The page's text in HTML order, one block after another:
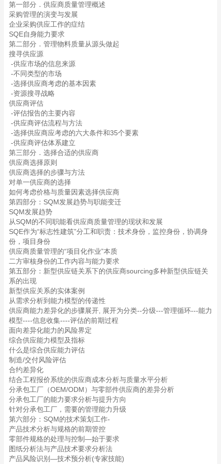
第一部分．供应商质量管理概述
采购管理的演变与发展
企业采购供应工作的症结
SQE自身能力要求
第二部分．管理物料质量从源头做起
搜寻供应源
-供应市场的信息来源
-不同类型的市场
-选择供应商考虑的基本因素
-资源搜寻战略
供应商评估
-评估报告的主要内容
-供应商评估流程与方法
-选择供应商应考虑的六大条件和35个要素
-供应商评估体系建立
第三部分．选择合适的供应商
供应商选择原则
供应商选择的步骤与方法
对单一供应商的选择
如何考虑价格与质量因素选择供应商
第四部分：SQM发展趋势与职能变迁
SQM发展趋势
从SQM的不同职能看供应商质量管理的现状和发展
SQE作为“标志性建筑”分工和职责：技术身份，监控身份，协调身
份，项目身份
供应商质量管理的“项目化作业”本质
二方审核身份的工作内容与能力要求
第五部分：新型供应链关系下的供应商sourcing多种新型供应链关
系的出现
新型供应关系的实体案例
从需求分析到能力模型的传递性
供应商能力差异化的步骤展开, 展开为分类--分级---管理循环---能力
模型----信息收集----评估的前期过程
面向差异化能力的风险界定
综合供应能力模型及指标
什么是综合供应能力评估
制造/交付风险评估
合约差异化
结合工程报价系统的供应商成本分析与质量水平分析
分承包工厂（OEM/ODM）与零部件供应商的差异分析
分承包工厂的能力要求分析与提升方向
针对分承包工厂，需要的管理能力升级
第六部分：SQM的技术策划工作-
产品技术分析与规格的前期管控
零部件规格的处理与控制—始于要求
图纸分析法与产品技术要求分析法
产品风险识别—技术预分析(专家技能)